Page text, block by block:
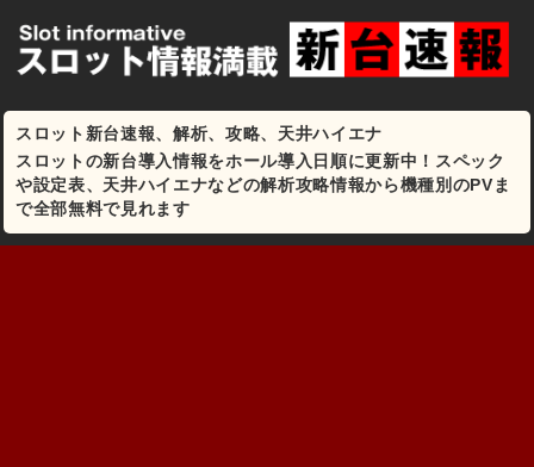
スロット新台速報、解析、攻略、天井ハイエナ
スロットの新台導入情報をホール導入日順に更新中！スペック
や設定表、天井ハイエナなどの解析攻略情報から機種別のPVま
で全部無料で見れます